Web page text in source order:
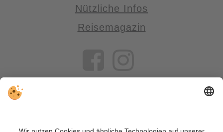
Nützliche Infos
Reisemagazin